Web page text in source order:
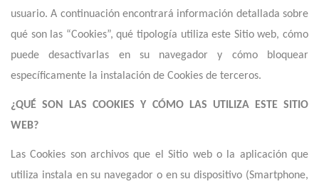
usuario. A continuación encontrará información detallada sobre
qué son las “Cookies”, qué tipología utiliza este Sitio web, cómo
puede desactivarlas en su navegador y cómo bloquear
específicamente la instalación de Cookies de terceros.
¿QUÉ SON LAS COOKIES Y CÓMO LAS UTILIZA ESTE SITIO
WEB?
Las Cookies son archivos que el Sitio web o la aplicación que
utiliza instala en su navegador o en su dispositivo (Smartphone,